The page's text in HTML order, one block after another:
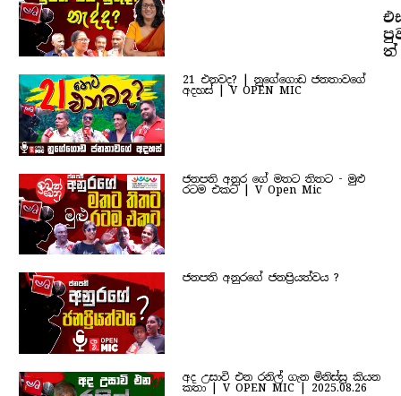
21 එනවද? | නුගේගොඩ ජනතාවගේ
අදහස් | V OPEN MIC
ජනපති අනුර ගේ මතට තිතට - මුළු
රටම එකට | V Open Mic
ජනපති අනුරගේ ජනප්‍රියත්වය ?
අද උසාවි එන රනිල් ගැන මිනිස්සු කියන
කතා | V OPEN MIC | 2025.08.26
ත්